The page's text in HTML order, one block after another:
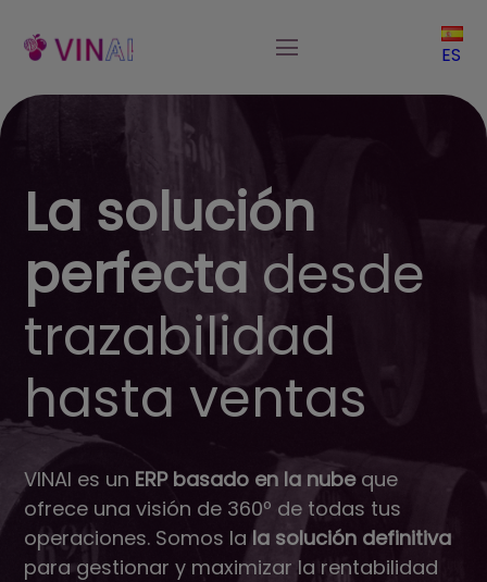
ES
La solución
perfecta desde
trazabilidad
hasta ventas
VINAI es un ERP basado en la nubeque
ofrece una visión de 360º de todas tus
operaciones. Somos la la solución definitiva
para gestionar y maximizar la rentabilidad